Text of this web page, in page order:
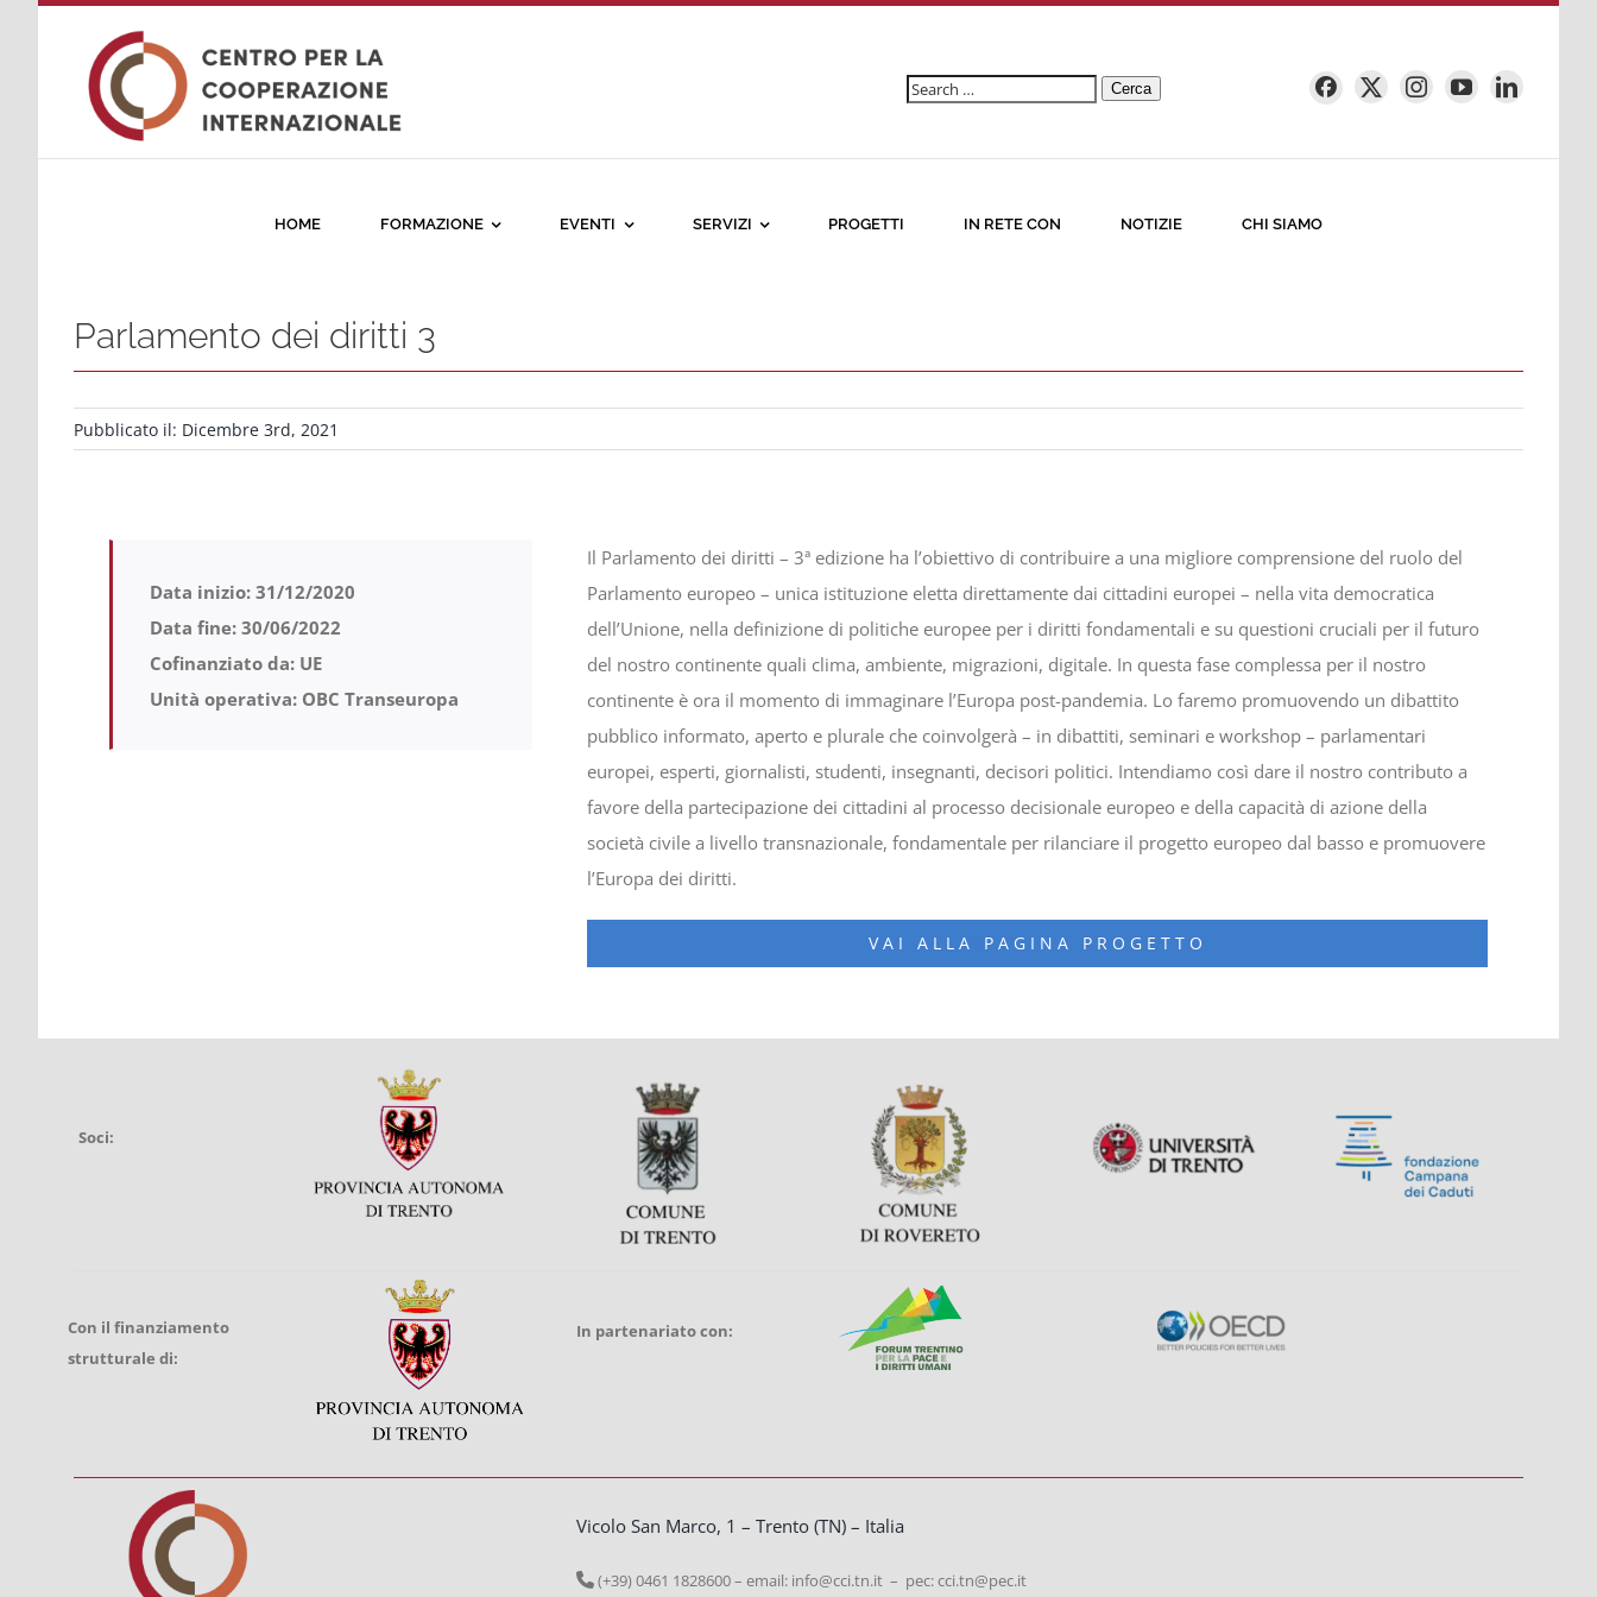
Ricerca
Cerca
HOME FORMAZIONE EVENTI SERVIZI PROGETTI IN RETE CON NOTIZIE CHI SIAMO
Parlamento dei diritti 3
Pubblicato il: Dicembre 3rd, 2021
Data inizio: 31/12/2020
Data fine: 30/06/2022
Cofinanziato da: UE
Unità operativa: OBC Transeuropa
Il Parlamento dei diritti – 3ª edizione ha l’obiettivo di contribuire a una migliore comprensione del ruolo del
Parlamento europeo – unica istituzione eletta direttamente dai cittadini europei – nella vita democratica
dell’Unione, nella definizione di politiche europee per i diritti fondamentali e su questioni cruciali per il futuro
del nostro continente quali clima, ambiente, migrazioni, digitale. In questa fase complessa per il nostro
continente è ora il momento di immaginare l’Europa post-pandemia. Lo faremo promuovendo un dibattito
pubblico informato, aperto e plurale che coinvolgerà – in dibattiti, seminari e workshop – parlamentari
europei, esperti, giornalisti, studenti, insegnanti, decisori politici. Intendiamo così dare il nostro contributo a
favore della partecipazione dei cittadini al processo decisionale europeo e della capacità di azione della
società civile a livello transnazionale, fondamentale per rilanciare il progetto europeo dal basso e promuovere
l’Europa dei diritti.
VAI ALLA PAGINA PROGETTO
Soci:
Con il finanziamento
strutturale di:
In partenariato con:
Vicolo San Marco, 1 – Trento (TN) – Italia
(+39) 0461 1828600 – email: info@cci.tn.it – pec: cci.tn@pec.it